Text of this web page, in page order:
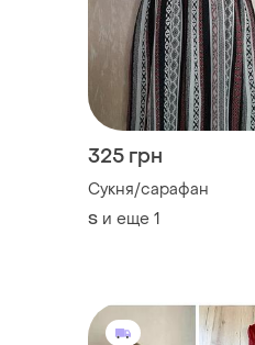
325 грн
Сукня/сарафан
S и еще 1